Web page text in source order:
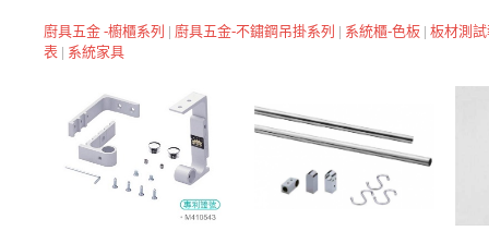
廚具五金 -櫥櫃系列 | 廚具五金-不鏽鋼吊掛系列 | 系統櫃-色板 | 板材測
表 | 系統家具